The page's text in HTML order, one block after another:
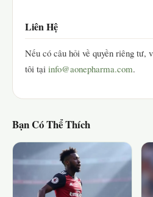
Liên Hệ
Nếu có câu hỏi về quyền riêng tư,
tôi tại info@aonepharma.com.
Bạn Có Thể Thích